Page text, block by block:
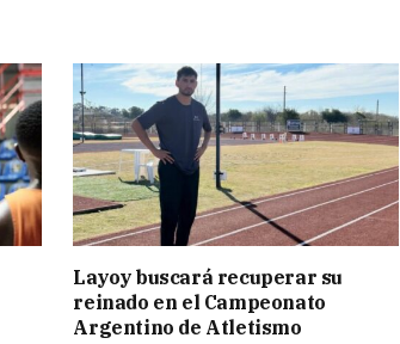
Layoy buscará recuperar su
reinado en el Campeonato
Argentino de Atletismo